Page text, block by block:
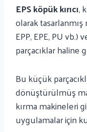
EPS köpük kırıcı,
olarak tasarlanmış
EPP, EPE, PU
parçacıklar haline
Bu küçük
dönüştürülmüş
kırma makineleri
uygulamalar için